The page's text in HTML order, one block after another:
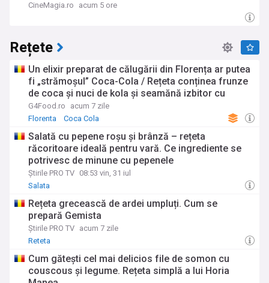
Dincolo de articolele despre mâncare, modă și frumusețe,
personală și relații. Prin agregarea celor mai interesante și
valoroase articole din numeroase surse de încredere, vă
oferim o perspectivă bogată și echilibrată asupra tuturor
aspectelor vieții moderne. Fie că sunteți în căutarea unor
soluții practice, a unor surse de inspirație sau pur și simplu
doriți să vă lărgiți orizonturile, secțiunea noastră de lifestyle
este ghidul dvs. de încredere.
Cu actualizări constante și o selecție atent realizată de
articole din domeniul lifestyle, horoscop și rețete, fluxul
nostru NewsNow este destinația ideală pentru cititorii care
doresc să își îmbogățească viața și să rămână conectați la
tendințele actuale. Rămâneți cu ochii pe fluxul nostru pentru
o sursă nesfârșită de inspirație și sfaturi practice, menite să
CineMagia.ro acum 5 ore
Rețete
Un elixir preparat de călugării din Florența ar putea
fi „strămoșul” Coca-Cola / Rețeta conținea frunze
de coca și nuci de kola și seamănă izbitor cu
băutura celebră de azi
G4Food.ro
acum 7 zile
Florenta
Coca Cola
Salată cu pepene roșu și brânză – rețeta
răcoritoare ideală pentru vară. Ce ingrediente se
potrivesc de minune cu pepenele
Știrile PRO TV 08:53 vin, 31 iul
Salata
Rețeta grecească de ardei umpluți. Cum se
prepară Gemista
Știrile PRO TV acum 7 zile
Reteta
Cum gătești cel mai delicios file de somon cu
couscous şi legume. Rețeta simplă a lui Horia